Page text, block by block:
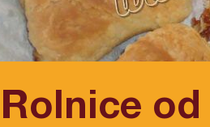
Rolnice